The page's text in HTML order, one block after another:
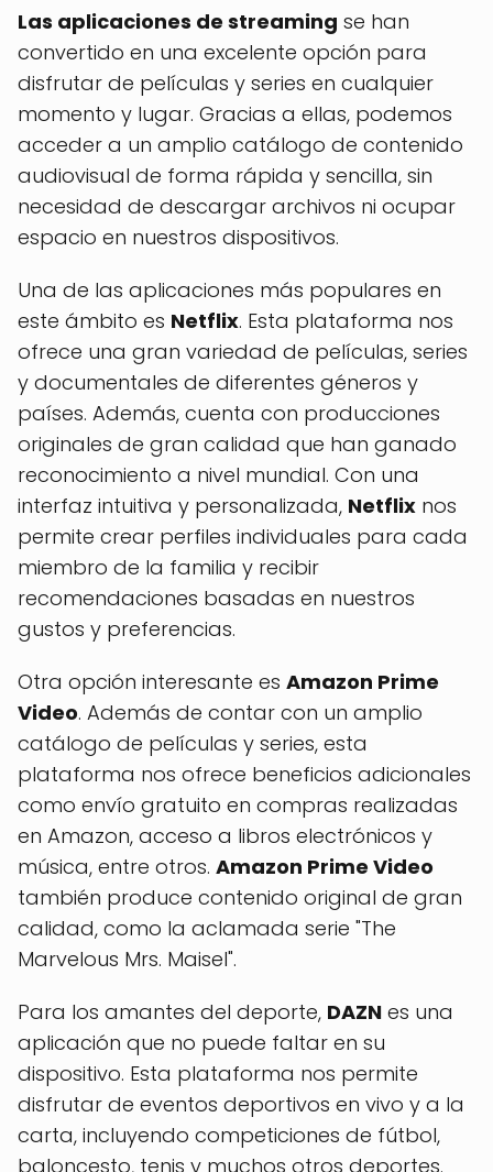
Las aplicaciones de streaming se han
convertido en una excelente opción para
disfrutar de películas y series en cualquier
momento y lugar. Gracias a ellas, podemos
acceder a un amplio catálogo de contenido
audiovisual de forma rápida y sencilla, sin
necesidad de descargar archivos ni ocupar
espacio en nuestros dispositivos.
Una de las aplicaciones más populares en
este ámbito es Netflix. Esta plataforma nos
ofrece una gran variedad de películas, series
y documentales de diferentes géneros y
países. Además, cuenta con producciones
originales de gran calidad que han ganado
reconocimiento a nivel mundial. Con una
interfaz intuitiva y personalizada, Netflix nos
permite crear perfiles individuales para cada
miembro de la familia y recibir
recomendaciones basadas en nuestros
gustos y preferencias.
Otra opción interesante es Amazon Prime
Video. Además de contar con un amplio
catálogo de películas y series, esta
plataforma nos ofrece beneficios adicionales
como envío gratuito en compras realizadas
en Amazon, acceso a libros electrónicos y
música, entre otros. Amazon Prime Video
también produce contenido original de gran
calidad, como la aclamada serie "The
Marvelous Mrs. Maisel".
Para los amantes del deporte, DAZN es una
aplicación que no puede faltar en su
dispositivo. Esta plataforma nos permite
disfrutar de eventos deportivos en vivo y a la
carta, incluyendo competiciones de fútbol,
baloncesto, tenis y muchos otros deportes.